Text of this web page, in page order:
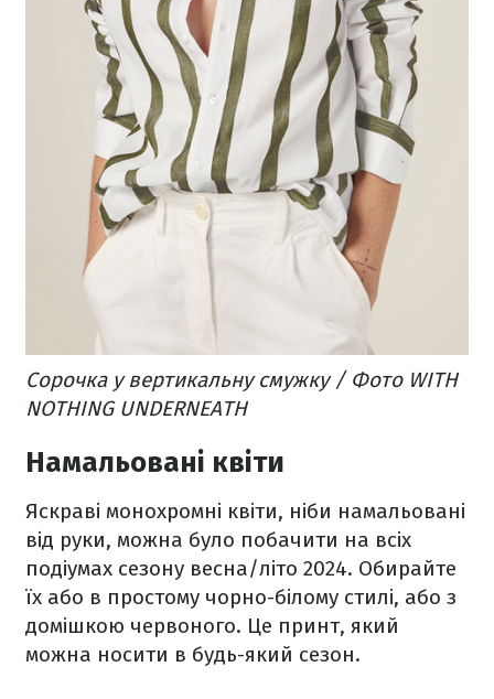
Сорочка у вертикальну смужку / Фото WITH
NOTHING UNDERNEATH
Намальовані квіти
Яскраві монохромні квіти, ніби намальовані
від руки, можна було побачити на всіх
подіумах сезону весна/літо 2024. Обирайте
їх або в простому чорно-білому стилі, або з
домішкою червоного. Це принт, який
можна носити в будь-який сезон.